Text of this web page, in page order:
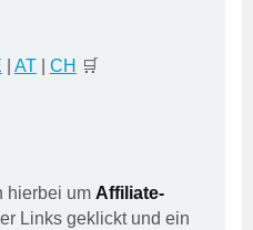
AT CH 🛒
hierbei um Affiliate-
Links geklickt und ein